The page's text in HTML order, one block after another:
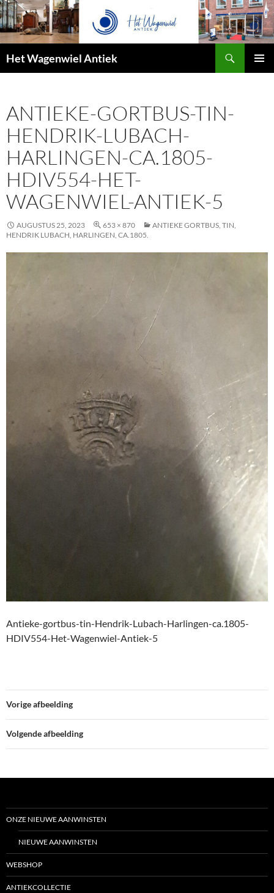
Het Wagenwiel Antiek
ANTIEKE-GORTBUS-TIN-
HENDRIK-LUBACH-
HARLINGEN-CA.1805-
HDIV554-HET-
WAGENWIEL-ANTIEK-5
AUGUSTUS 25, 2023 653 × 870
ANTIEKE GORTBUS, TIN,
HENDRIK LUBACH, HARLINGEN, CA.1805.
Antieke-gortbus-tin-Hendrik-Lubach-Harlingen-ca.1805-
HDIV554-Het-Wagenwiel-Antiek-5
Vorige afbeelding
Volgende afbeelding
ONZE NIEUWE AANWINSTEN
NIEUWE AANWINSTEN
WEBSHOP
ANTIEKCOLLECTIE